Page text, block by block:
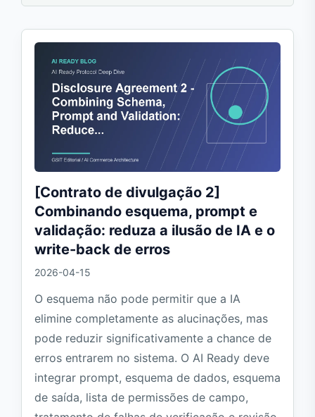
[Contrato de divulgação 2]
Combinando esquema, prompt e
validação: reduza a ilusão de IA e o
write-back de erros
2026-04-15
O esquema não pode permitir que a IA
elimine completamente as alucinações, mas
pode reduzir significativamente a chance de
erros entrarem no sistema. O AI Ready deve
integrar prompt, esquema de dados, esquema
de saída, lista de permissões de campo,